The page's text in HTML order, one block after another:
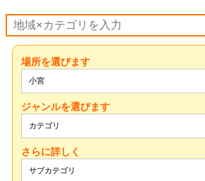
場所を選びます
小宮
ジャンルを選びます
カテゴリ
さらに詳しく
サブカテゴリ